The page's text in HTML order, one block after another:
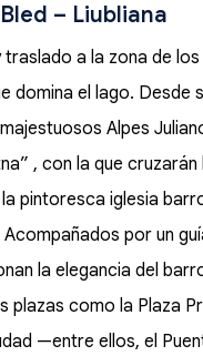
– Liubliana
a la zona de
domina el lago.
Alpes
, con la que
pintoresca iglesia
por un
la elegancia del
plazas como la Plaza
—entre ellos, el